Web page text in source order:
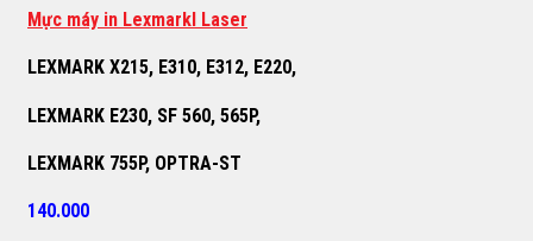
Mực máy in Lexmarkl Laser
LEXMARK X215, E310, E312, E220,
LEXMARK E230, SF 560, 565P,
LEXMARK 755P, OPTRA-ST
140.000